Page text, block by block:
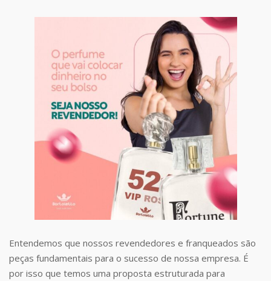
Entendemos que nossos revendedores e franqueados são
peças fundamentais para o sucesso de nossa empresa. É
por isso que temos uma proposta estruturada para